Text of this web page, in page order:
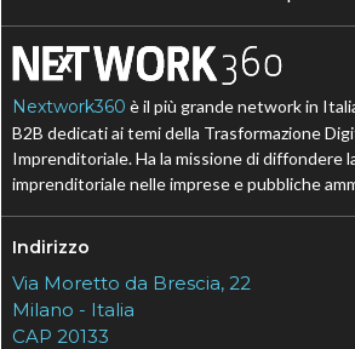
Nextwork360 è il più grande network in
B2B dedicati ai temi della Trasformazione
Imprenditoriale. Ha la missione di diffondere
imprenditoriale nelle imprese e pubbliche
Indirizzo
Via Moretto da Brescia, 22
Milano - Italia
CAP 20133